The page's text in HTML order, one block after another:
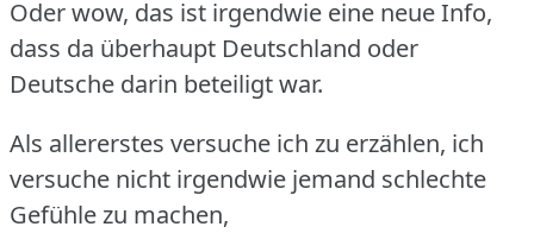
Oder wow, das ist irgendwie eine neue Info,
dass da überhaupt Deutschland oder
Deutsche darin beteiligt war.
Als allererstes versuche ich zu erzählen, ich
versuche nicht irgendwie jemand schlechte
Gefühle zu machen,